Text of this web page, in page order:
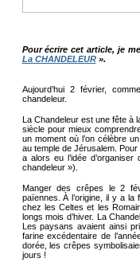
Pour écrire cet article, je
La CHANDELEUR».
Aujourd’hui 2 février,
chandeleur.
La Chandeleur est une fête à
siècle pour mieux
un moment où l’on célèbre
au temple de Jérusalem.
a alors eu l’idée
chandeleur »).
Manger des crêpes le 2
païennes. À l’origine, il y a
chez les Celtes et les
longs mois d’hiver. La
Les paysans avaient ainsi
farine excédentaire de
dorée, les crêpes
jours !